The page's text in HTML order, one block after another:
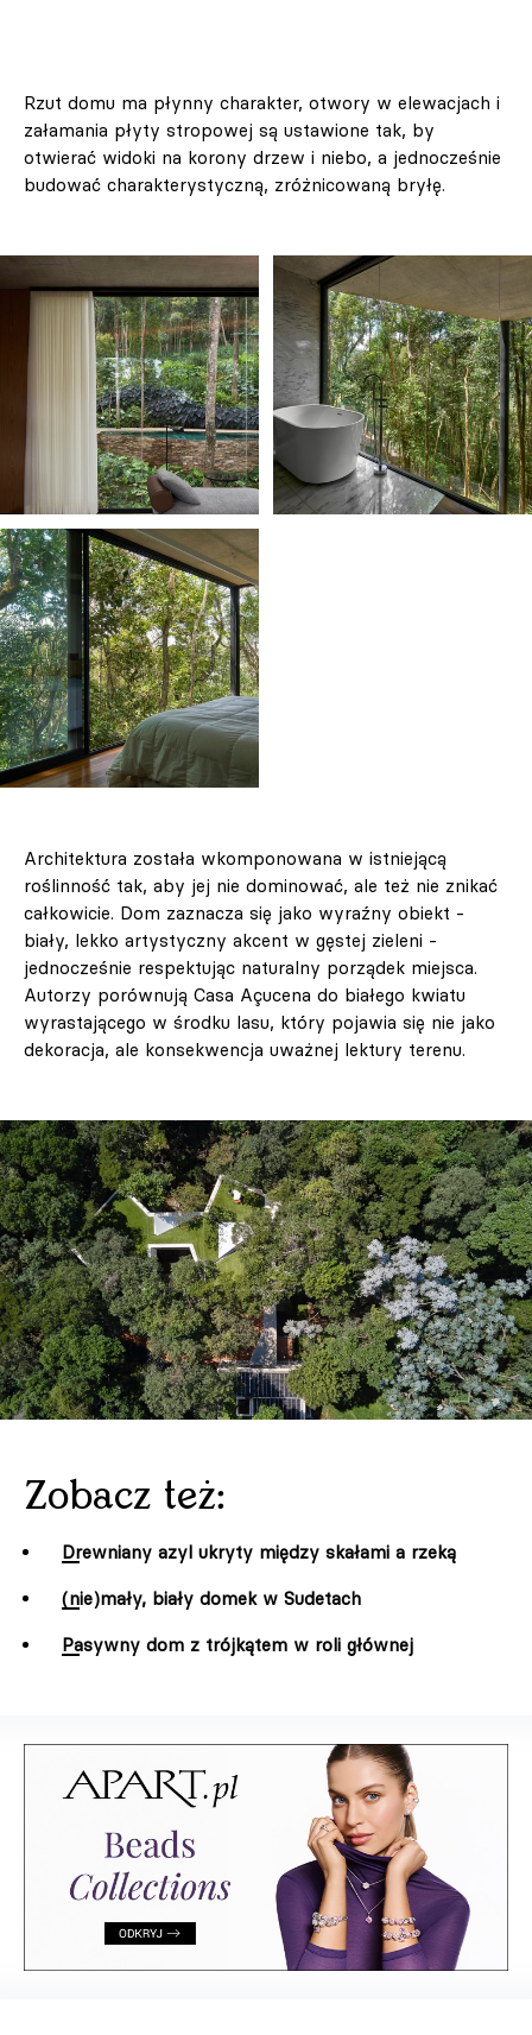
Rzut domu ma płynny charakter, otwory w elewacjach i
załamania płyty stropowej są ustawione tak, by
otwierać widoki na korony drzew i niebo, a jednocześnie
budować charakterystyczną, zróżnicowaną bryłę.
Architektura została wkomponowana w istniejącą
roślinność tak, aby jej nie dominować, ale też nie znikać
całkowicie. Dom zaznacza się jako wyraźny obiekt -
biały, lekko artystyczny akcent w gęstej zieleni -
jednocześnie respektując naturalny porządek miejsca.
Autorzy porównują Casa Açucena do białego kwiatu
wyrastającego w środku lasu, który pojawia się nie jako
dekoracja, ale konsekwencja uważnej lektury terenu.
Zobacz też:
Drewniany azyl ukryty między skałami a rzeką
(nie)mały, biały domek w Sudetach
Pasywny dom z trójkątem w roli głównej